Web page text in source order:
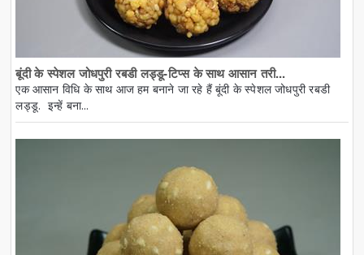
बूंदी के स्पेशल जोधपुरी रबडी लड्डू-टिप्स के साथ आसान तरी...
एक आसान विधि के साथ आज हम बनाने जा रहे हैं बूंदी के स्पेशल जोधपुरी रबडी
लड्डू. इन्हें बना...